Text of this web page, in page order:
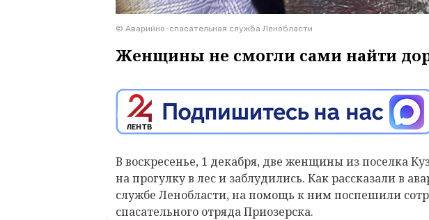
© Аварийно-спасательная служба Ленобласти
Женщины не смогли сами найти
В воскресенье, 1 декабря, две женщины из поселка
на прогулку в лес и заблудились. Как рассказали в
службе Ленобласти, на помощь к ним поспешили
спасательного отряда Приозерска.